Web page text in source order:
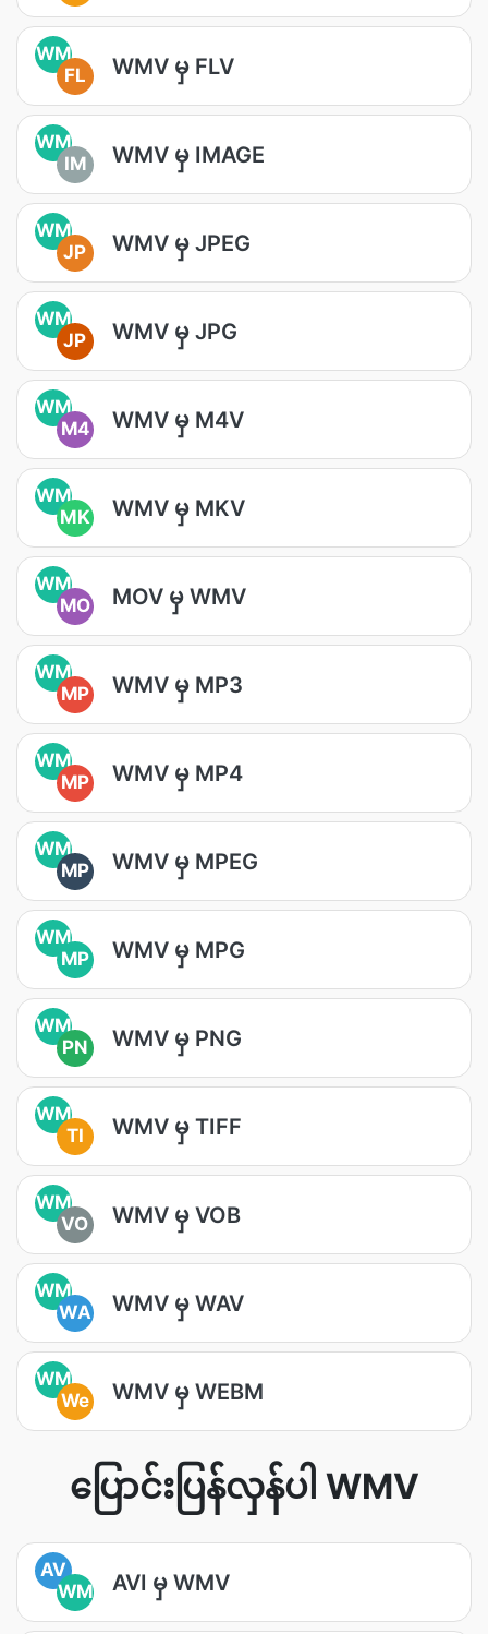
WM
FL
WMV မှ FLV
WM
IM
WMV မှ IMAGE
WM
JP
WMV မှ JPEG
WM
JP
WMV မှ JPG
WM
M4
WMV မှ M4V
WM
MK
WMV မှ MKV
WM
MO
MOV မှ WMV
WM
MP
WMV မှ MP3
WM
MP
WMV မှ MP4
WM
MP
WMV မှ MPEG
WM
MP
WMV မှ MPG
WM
PN
WMV မှ PNG
WM
TI
WMV မှ TIFF
WM
VO
WMV မှ VOB
WM
WA
WMV မှ WAV
WM
We
WMV မှ WEBM
ပြောင်းပြန်လှန်ပါ WMV
AV
WM
AVI မှ WMV